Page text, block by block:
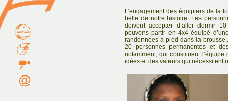
L’engagement des équipiers de la
belle de notre histoire. Les
doivent accepter d’aller dormir
pouvons partir en 4x4 équipé
randonnées à pied dans la
20 personnes permanentes et
notamment, qui constituent
idées et des valeurs qui nécessitent